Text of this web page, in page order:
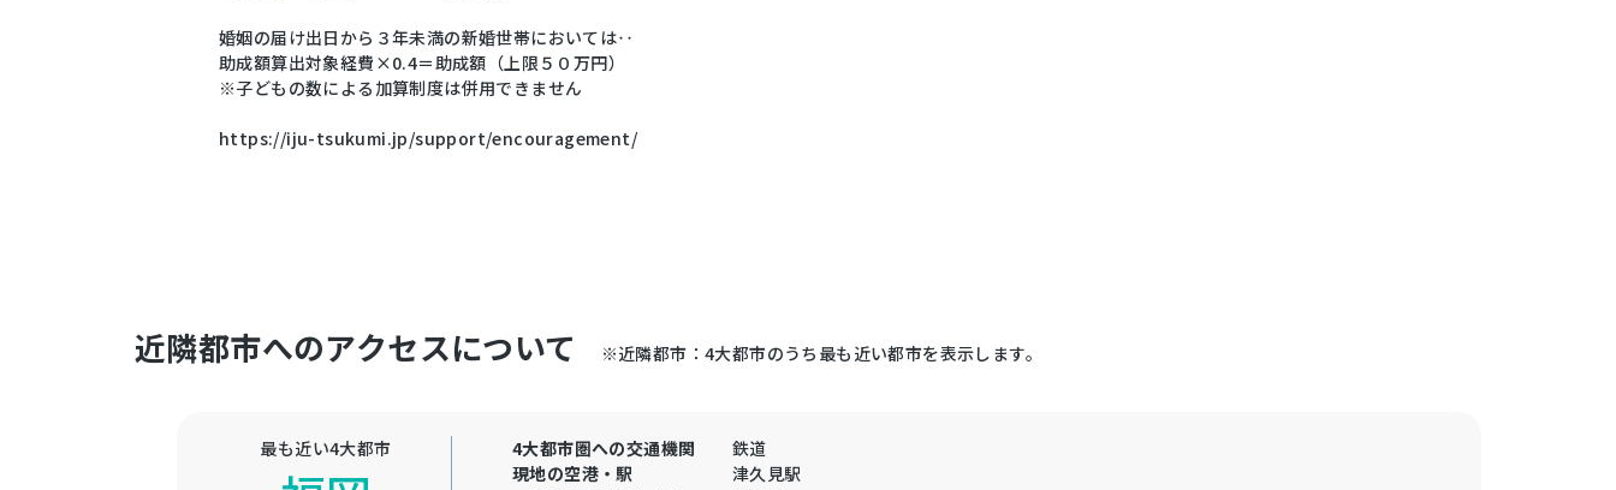
婚姻の届け出日から３年未満の新婚世帯においては‥
助成額算出対象経費×0.4＝助成額（上限５０万円）
※子どもの数による加算制度は併用できません
https://iju-tsukumi.jp/support/encouragement/
近隣都市へのアクセスについて ※近隣都市：4大都市のうち最も近い都市を表示します。
最も近い4大都市 4大都市圏への交通機関
鉄道
現地の空港・駅
津久見駅